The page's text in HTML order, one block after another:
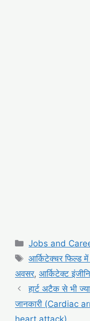
Categories
Jobs and
Tags
आर्किटेक्चर फिल्ड में
अवसर, आर्किटेक्ट
हार्ट अटैक से भी
जानकारी (Cardiac